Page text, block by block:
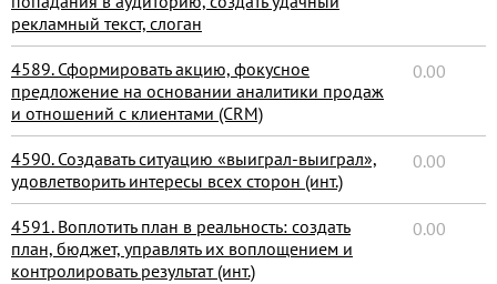
рекламный текст, слоган
4589. Сформировать акцию, фокусное
предложение на основании аналитики продаж
и отношений с клиентами (CRM)
0.00
4590. Создавать ситуацию «выиграл-выиграл»,
удовлетворить интересы всех сторон (инт.)
0.00
4591. Воплотить план в реальность: создать
план, бюджет, управлять их воплощением и
контролировать результат (инт.)
0.00